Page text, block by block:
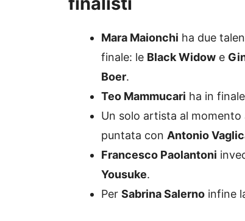
Mara Maionchi ha due
finale: le Black Widow e
Boer.
Teo Mammucari ha in
Un solo artista al momento
puntata con Antonio
Francesco Paolantoni
Yousuke.
Per Sabrina Salerno infine